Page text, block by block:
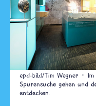
epd-bild/Tim Wegner
Spurensuche gehen und
entdecken.